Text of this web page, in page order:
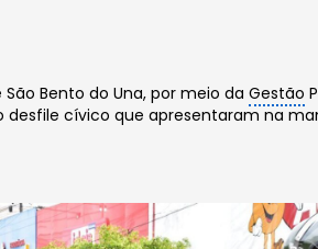
Bento do Una, por meio daGestão
cívico que apresentaram na